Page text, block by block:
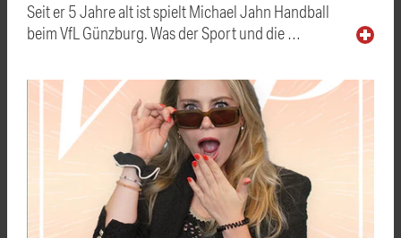
Seit er 5 Jahre alt ist spielt Michael Jahn Handball
beim VfL Günzburg. Was der Sport und die …